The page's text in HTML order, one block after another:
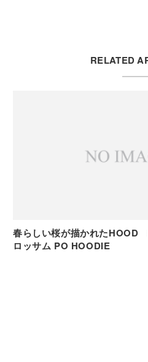
RELATED
春らしい桜が描かれたHOOD
ロッサム PO HOODIE